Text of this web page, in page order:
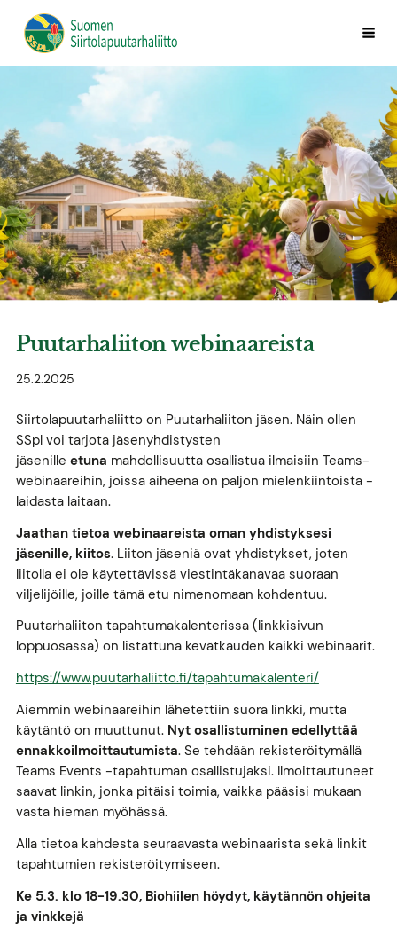
Siirry
sivun
Suomen Siirtolapuutarhaliitto ry
Puutarhaliiton webinaareista
25.2.2025
Siirtolapuutarhaliitto on Puutarhaliiton jäsen. Näin ollen
SSpl voi tarjota jäsenyhdistysten
jäsenille etuna mahdollisuutta osallistua ilmaisiin Teams-
webinaareihin, joissa aiheena on paljon mielenkiintoista -
laidasta laitaan.
Jaathan tietoa webinaareista oman yhdistyksesi
jäsenille, kiitos. Liiton jäseniä ovat yhdistykset, joten
liitolla ei ole käytettävissä viestintäkanavaa suoraan
viljelijöille, joille tämä etu nimenomaan kohdentuu.
Puutarhaliiton tapahtumakalenterissa (linkkisivun
loppuosassa) on listattuna kevätkauden kaikki webinaarit.
https://www.puutarhaliitto.fi/tapahtumakalenteri/
Aiemmin webinaareihin lähetettiin suora linkki, mutta
käytäntö on muuttunut. Nyt osallistuminen edellyttää
ennakkoilmoittautumista. Se tehdään rekisteröitymällä
Teams Events -tapahtuman osallistujaksi. Ilmoittautuneet
saavat linkin, jonka pitäisi toimia, vaikka pääsisi mukaan
vasta hieman myöhässä.
Alla tietoa kahdesta seuraavasta webinaarista sekä linkit
tapahtumien rekisteröitymiseen.
Ke 5.3. klo 18-19.30, Biohiilen höydyt, käytännön ohjeita
ja vinkkejä